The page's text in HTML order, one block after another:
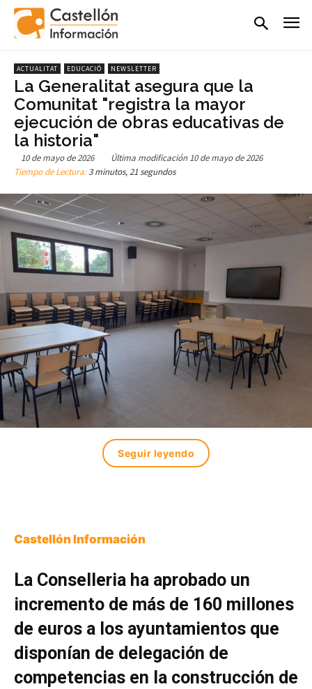
ACTUALITAT EDUCACIÓ NEWSLETTER
La Generalitat asegura que la
Comunitat "registra la mayor
ejecución de obras educativas de
la historia"
10 de mayo de 2026 Última modificación 10 de mayo de 2026
Tiempo de Lectura:3 minutos, 21 segundos
Seguir leyendo
Castellón Información
La Conselleria ha aprobado un
incremento de más de 160 millones
de euros a los ayuntamientos que
disponían de delegación de
competencias en la construcción de